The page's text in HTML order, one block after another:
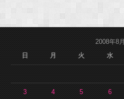
2008年8月
日
月 火 水
3 4 5 6